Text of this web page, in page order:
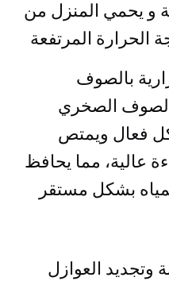
و يحمي المنزل من
الحرارة المرتفعة
بالصوف
الصخري
فعال ويمتص
عالية، مما يحافظ
بشكل مستقر
وتجديد العوازل